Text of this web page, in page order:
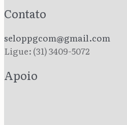
Contato
seloppgcom@gmail.com
Ligue: (31) 3409-5072
Apoio